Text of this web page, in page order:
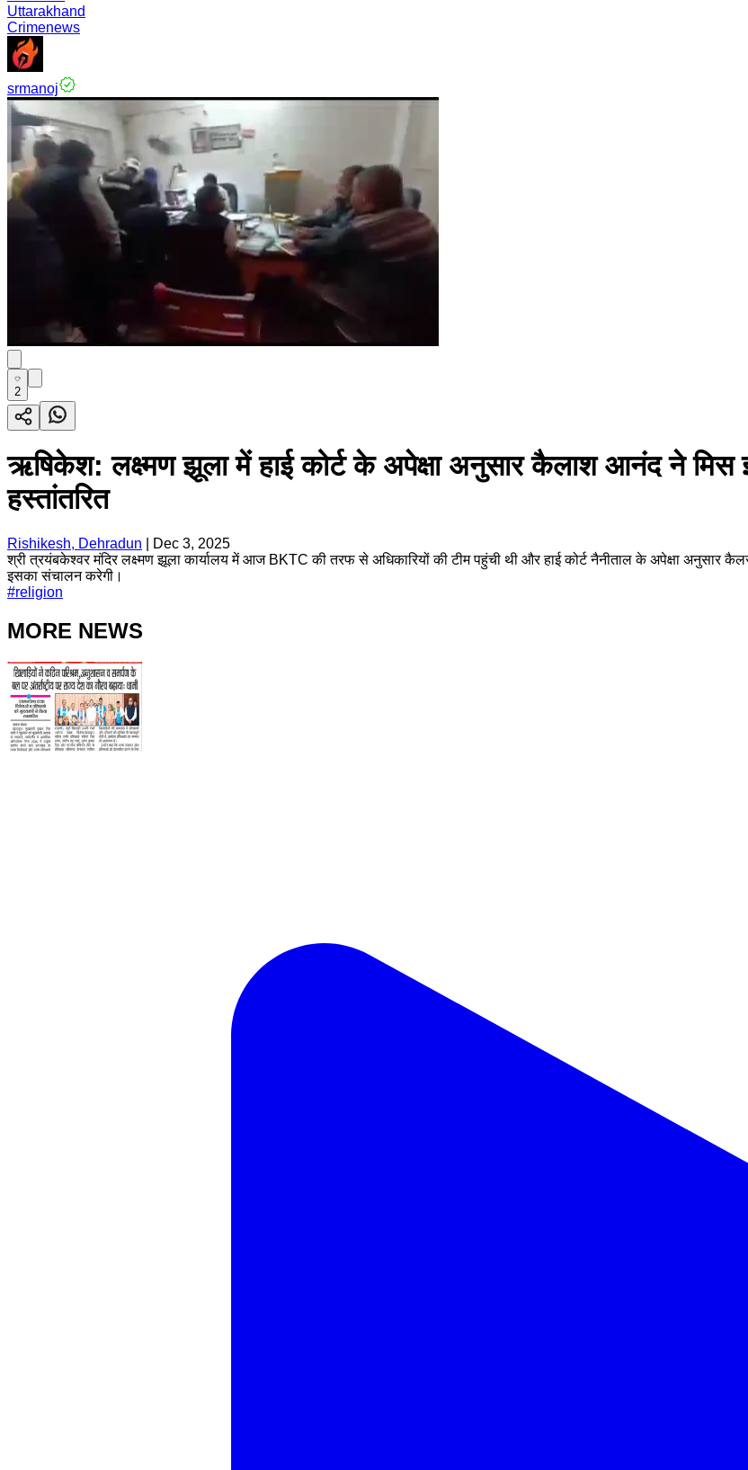
Uttarakhand
Crimenews
srmanoj
2
ऋषिकेश: लक्ष्मण झूला में हाई कोर्ट के अपेक्षा अनुसार कैलाश आनंद ने मिस
हस्तांतरित
Rishikesh, Dehradun
Dec 3, 2025
श्री त्रयंबकेश्वर मंदिर लक्ष्मण झूला कार्यालय में आज BKTC की तरफ से अधिकारियों की टीम पहुंची थी और हाई कोर्ट नैनीताल के अपेक्षा अनुसार
इसका संचालन करेगी।
#religion
MORE NEWS